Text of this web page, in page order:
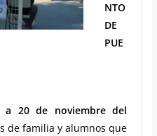
NTO
DE
PUE
a 20 de noviembre del
de familia y alumnos que